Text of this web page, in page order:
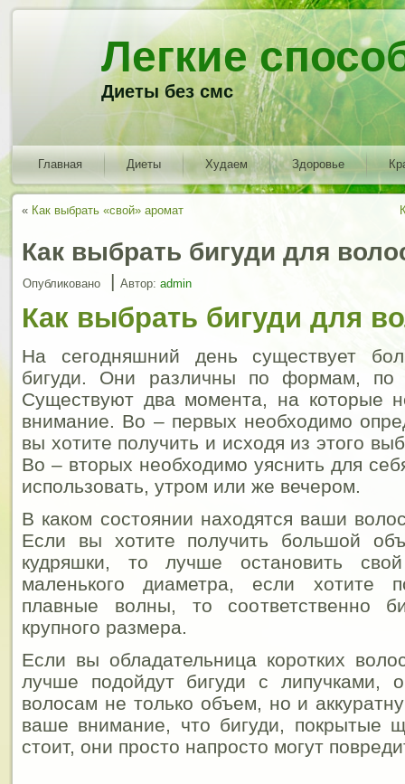
Легкие
Диеты без смс
Главная Диеты Худаем Здоровье
« Как выбрать «свой» аромат
Как выбрать бигуди для
Опубликовано | Автор: admin
Как выбрать бигуди для
На сегодняшний день существует
бигуди. Они различны по формам, по
Существуют два момента, на которые
внимание. Во – первых необходимо
вы хотите получить и исходя из этого
Во – вторых необходимо уяснить для
использовать, утром или же вечером.
В каком состоянии находятся ваши
Если вы хотите получить большой
кудряшки, то лучше остановить
маленького диаметра, если хотите
плавные волны, то соответственно
крупного размера.
Если вы обладательница коротких
лучше подойдут бигуди с липучками,
волосам не только объем, но и
ваше внимание, что бигуди, покрытые
стоит, они просто напросто могут